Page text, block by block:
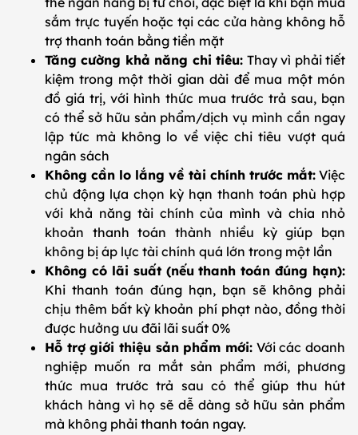
sắm trực tuyến hoặc tại các cửa hàng không hỗ
trợ thanh toán bằng tiền mặt
Tăng cường khả năng chi tiêu: Thay vì phải tiết
kiệm trong một thời gian dài để mua một món
đồ giá trị, với hình thức mua trước trả sau, bạn
có thể sở hữu sản phẩm/dịch vụ mình cần ngay
lập tức mà không lo về việc chi tiêu vượt quá
ngân sách
Không cần lo lắng về tài chính trước mắt:Việc
chủ động lựa chọn kỳ hạn thanh toán phù hợp
với khả năng tài chính của mình và chia nhỏ
khoản thanh toán thành nhiều kỳ giúp bạn
không bị áp lực tài chính quá lớn trong một lần
Không có lãi suất (nếu thanh toán đúng hạn):
Khi thanh toán đúng hạn, bạn sẽ không phải
chịu thêm bất kỳ khoản phí phạt nào, đồng thời
được hưởng ưu đãi lãi suất 0%
Hỗ trợ giới thiệu sản phẩm mới: Với các doanh
nghiệp muốn ra mắt sản phẩm mới, phương
thức mua trước trả sau có thể giúp thu hút
khách hàng vì họ sẽ dễ dàng sở hữu sản phẩm
mà không phải thanh toán ngay.